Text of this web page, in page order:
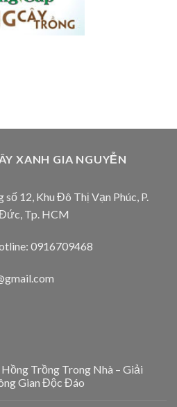
XANH GIA NGUYỄN
12, Khu Đô Thị Vạn Phúc, P.
Tp. HCM
0916709468
Trồng Trong Nhà – Giải
Gian Độc Đáo